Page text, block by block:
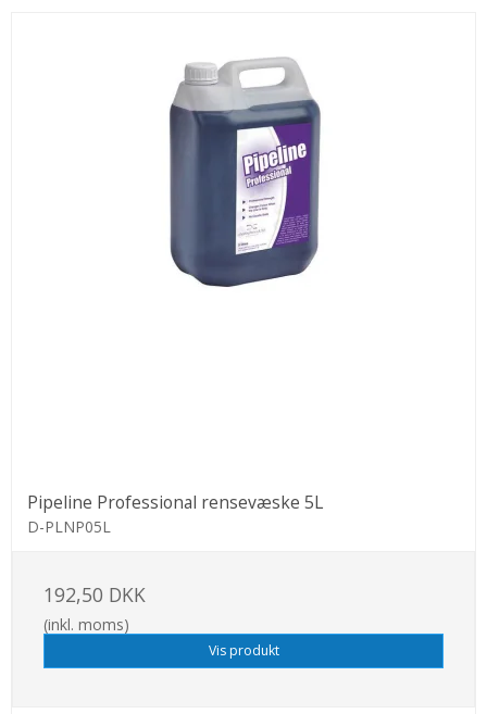
Pipeline Professional rensevæske 5L
D-PLNP05L
192,50 DKK
(inkl. moms)
Vis produkt